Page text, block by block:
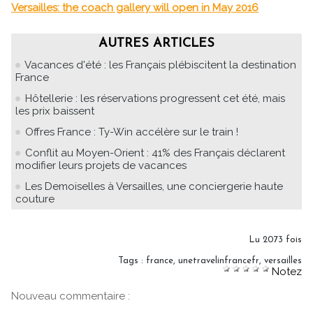
Versailles: the coach gallery will open in May 2016
AUTRES ARTICLES
Vacances d'été : les Français plébiscitent la destination
France
Hôtellerie : les réservations progressent cet été, mais
les prix baissent
Offres France : Ty-Win accélère sur le train !
Conflit au Moyen-Orient : 41% des Français déclarent
modifier leurs projets de vacances
Les Demoiselles à Versailles, une conciergerie haute
couture
Lu 2073 fois
Tags : france, unetravelinfrancefr, versailles
Notez
Nouveau commentaire :